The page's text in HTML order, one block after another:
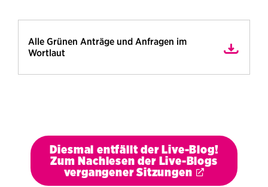
Alle Grünen Anträge und Anfragen im
Wortlaut
Diesmal entfällt der Live-Blog!
Zum Nachlesen der Live-Blogs
vergangener Sitzungen